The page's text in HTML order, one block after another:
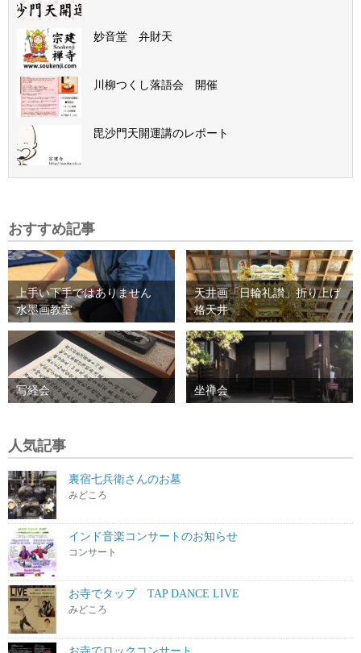
妙音堂 弁財天
川柳つくし落語会 開催
毘沙門天開運講のレポート
おすすめ記事
上手い下手ではありません
水墨画教室
天井画「日輪礼讃」折り上げ
格天井
写経会 坐禅会
人気記事
裏宿七兵衛さんのお墓
みどころ
インド音楽コンサートのお知らせ
コンサート
お寺でタップ TAP DANCE LIVE
みどころ
お寺でロックコンサート